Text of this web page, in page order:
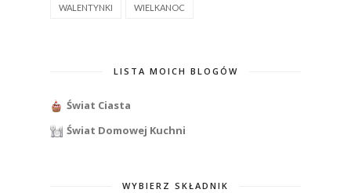
WALENTYNKI WIELKANOC
LISTA MOICH BLOGÓW
Świat Ciasta
Świat Domowej Kuchni
WYBIERZ SKŁADNIK